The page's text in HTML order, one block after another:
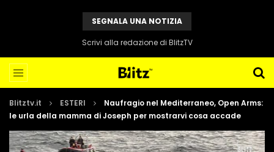
SEGNALA UNA NOTIZIA
Scrivi alla redazione di BlitzTV
Blitztv.it ESTERI
Naufragio nel Mediterraneo, Open Arms:
le urla della mamma di Joseph per mostrarvi cosa accade